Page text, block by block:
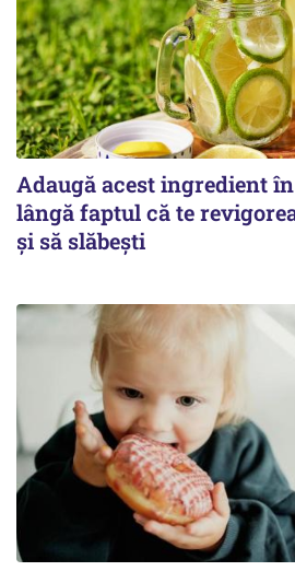
Adaugă acest ingredient
lângă faptul că te
și să slăbești